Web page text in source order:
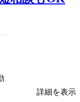
詳細を表示